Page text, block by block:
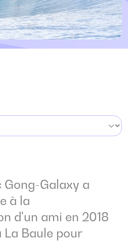
Gong-Galaxy a
à la
d'un ami en 2018
La Baule pour